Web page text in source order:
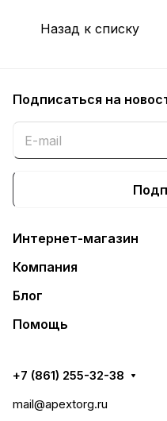
Назад к списку
Подписаться на
Интернет-магазин
Компания
Блог
Помощь
+7 (861) 255-32-38
mail@apextorg.ru